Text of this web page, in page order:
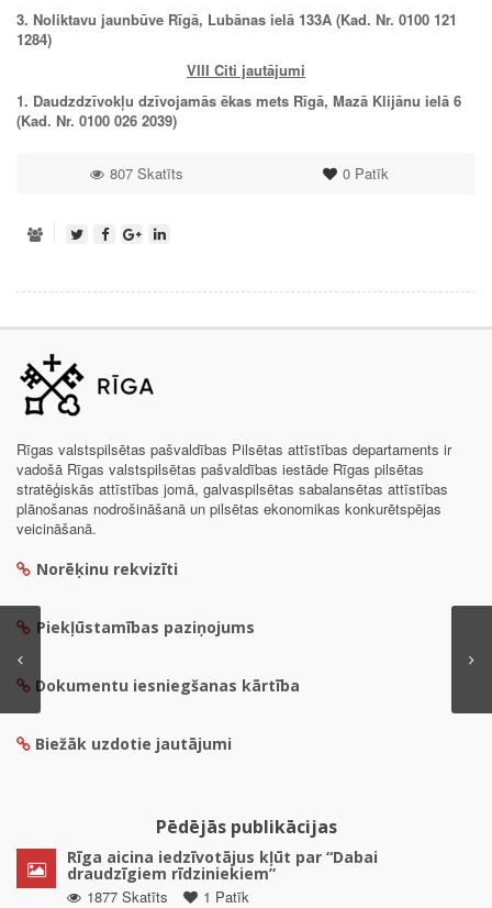
3. Noliktavu jaunbūve Rīgā, Lubānas ielā 133A (Kad. Nr. 0100 121
1284)
VIII Citi jautājumi
1. Daudzdzīvokļu dzīvojamās ēkas mets Rīgā, Mazā Klijānu ielā 6
(Kad. Nr. 0100 026 2039)
0Patīk
807 Skatīts
Rīgas valstspilsētas pašvaldības Pilsētas attīstības departaments ir
vadošā Rīgas valstspilsētas pašvaldības iestāde Rīgas pilsētas
stratēģiskās attīstības jomā, galvaspilsētas sabalansētas attīstības
plānošanas nodrošināšanā un pilsētas ekonomikas konkurētspējas
veicināšanā.
Norēķinu rekvizīti
Piekļūstamības paziņojums
Dokumentu iesniegšanas kārtība
Biežāk uzdotie jautājumi
Pēdējās publikācijas
Rīga aicina iedzīvotājus kļūt par “Dabai
draudzīgiem rīdziniekiem”
1877 Skatīts
1 Patīk